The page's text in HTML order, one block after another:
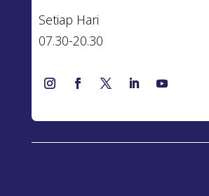
Setiap Hari
07.30-20.30